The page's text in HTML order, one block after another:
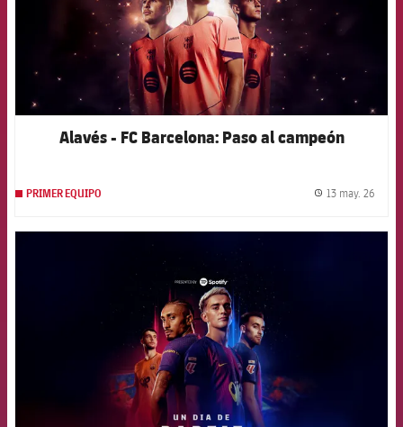
Alavés - FC Barcelona: Paso al campeón
PRIMER EQUIPO 13 may. 26
FCB Barcelona badge